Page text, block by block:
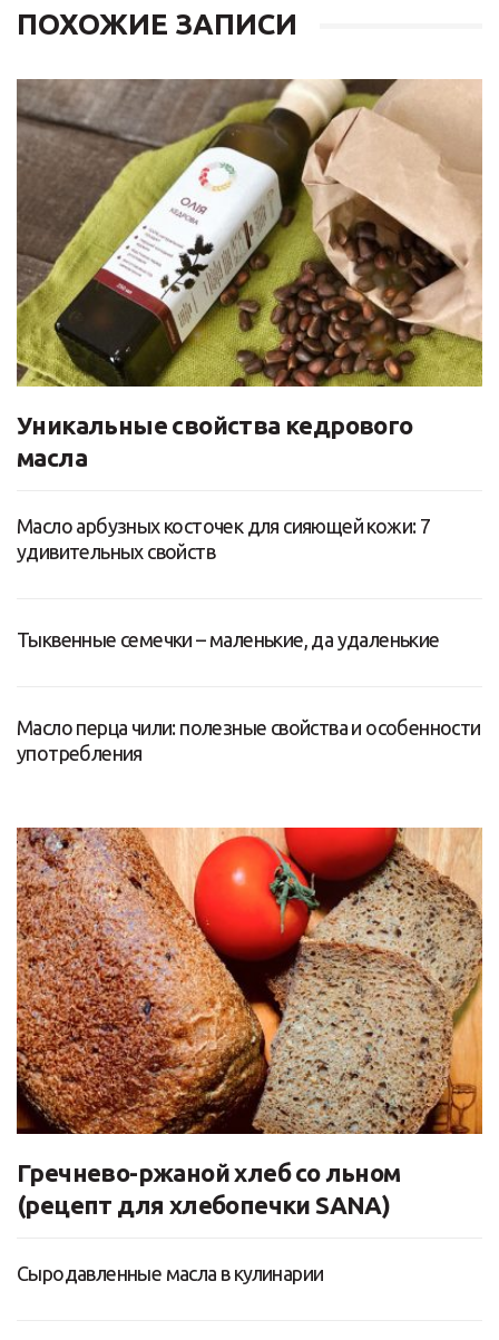
ПОХОЖИЕ ЗАПИСИ
Уникальные свойства кедрового
масла
Масло арбузных косточек для сияющей кожи: 7
удивительных свойств
Тыквенные семечки – маленькие, да удаленькие
Масло перца чили: полезные свойства и особенности
употребления
Гречнево-ржаной хлеб со льном
(рецепт для хлебопечки SANA)
Сыродавленные масла в кулинарии